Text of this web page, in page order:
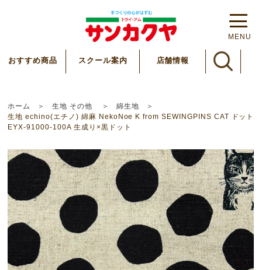
MENU
おすすめ商品 スクール案内 店舗情報
ホーム 生地 その他
綿生地
生地 echino(エチノ) 綿麻 NekoNoe K from SEWINGPINS CAT ドット
EYX-91000-100A 生成り×黒ドット